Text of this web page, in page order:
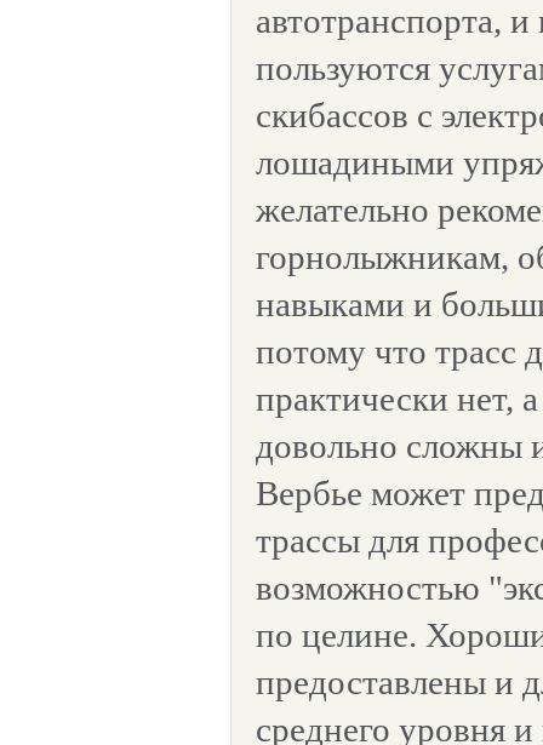
автотранспорта,
пользуются
скибассов с
лошадиными
желательно
горнолыжникам,
навыками и
потому что трасс
практически нет,
довольно сложны
Вербье может
трассы для
возможностью
по целине.
предоставлены и
среднего уровня